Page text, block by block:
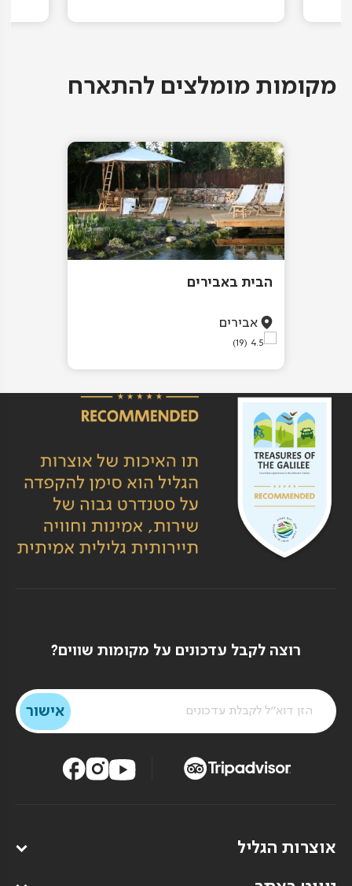
מקומות מומלצים להתארח
הבית באבירים
אבירים
4.5
(19)
רוצה לקבל עדכונים על מקומות שווים?
אוצרות הגליל